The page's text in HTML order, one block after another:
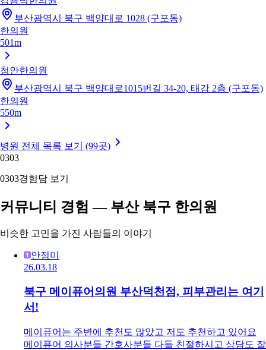
부산광역시 북구 백양대로 1028 (구포동)
한의원
501m
청안한의원
부산광역시 북구 백양대로1015번길 34-20, 태강 2층 (구포동)
한의원
550m
병원 전체 목록 보기 (99곳)
0303
0303경험담 보기
커뮤니티 경험 — 부산 북구 한의원
비슷한 고민을 가진 사람들의 이야기
안정미
26.03.18
북구 메이퓨어의원 부산덕천점, 피부관리는 여기
서!
메이퓨어는 주변에 추천도 많았고 저도 추천하고 있어요
메이퓨어 의사분들 간호사분들 다들 친절하시고 상담도 잘